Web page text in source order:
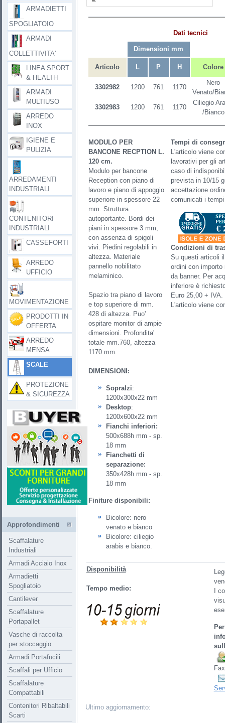
Dati tecnici
Dimensioni mm
Articolo L P H Colore
3302982 1200 761 1170
Nero
Venato/
3302983
1200 761 1170
Ciliegio
/Bianco
MODULO PER
BANCONE RECPTION L.
120 cm.
Modulo per bancone
Reception con piano di
lavoro e piano di appoggio
superiore in spessore 22
mm. Struttura
autoportante. Bordi dei
piani in spessore 3 mm,
con assenza di spigoli
vivi. Piedini regolabili in
altezza. Materiale
pannello nobilitato
melaminico.
Spazio tra piano di lavoro
e top superiore di mm.
428 di altezza. Puo'
ospitare monitor di ampie
dimensioni. Profondita'
totale mm.760, altezza
1170 mm.
DIMENSIONI:
Sopralzi:
1200x300x22 mm
Desktop:
1200x600x22 mm
Fianchi inferiori:
500x688h mm - sp.
18 mm
Fianchetti di
separazione:
350x428h mm - sp.
18 mm
Finiture disponibili:
Bicolore: nero
venato e bianco
Bicolore: ciliegio
arabis e bianco.
Tempi di
L'articolo viene
lavorativi per gli
caso di
prevista in 10/15
accettazione
comunicati i
Condizioni di
Su questi articoli
ordini con
da banner. Per
inferiore è
Euro 25,00 + IVA.
L'articolo viene
Disponibilità
Tempo medio:
I
Ultimo aggiornamento:
ARMADIETTI
SPOGLIATOIO
ARMADI
COLLETTIVITA'
LINEA SPORT
& HEALTH
ARMADI
MULTIUSO
ARREDO
INOX
IGIENE E
PULIZIA
ARREDAMENTI
INDUSTRIALI
CONTENITORI
INDUSTRIALI
CASSEFORTI
ARREDO
UFFICIO
MOVIMENTAZIONE
PRODOTTI IN
OFFERTA
ARREDO
MENSA
SCALE
PROTEZIONE
& SICUREZZA
Approfondimenti
Scaffalature
Industriali
Armadi Acciaio Inox
Armadietti
Spogliatoio
Cantilever
Scaffalature
Portapallet
Vasche di raccolta
per stoccaggio
Armadi Portafucili
Scaffali per Ufficio
Scaffalature
Compattabili
Contenitori Ribaltabili
Scarti